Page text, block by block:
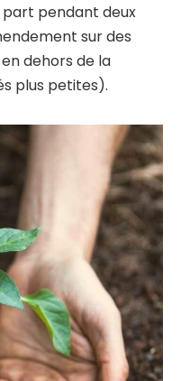
pendant deux
sur des
dehors de la
plus petites).